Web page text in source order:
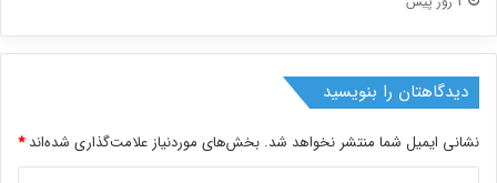
دیدگاهتان را بنویسید
نشانی ایمیل شما منتشر نخواهد شد. بخش‌های موردنیاز علامت‌گذاری شده‌اند*